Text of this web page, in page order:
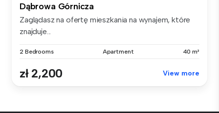
Dąbrowa Górnicza
Zaglądasz na ofertę mieszkania na wynajem, które
znajduje...
2 Bedrooms Apartment 40 m²
zł 2,200 View more